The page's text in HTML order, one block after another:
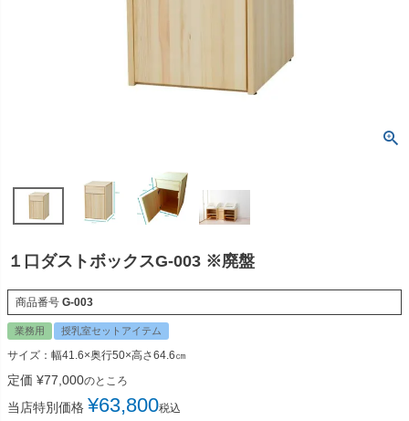
１口ダストボックスG-003 ※廃盤
商品番号 G-003
業務用 授乳室セットアイテム
サイズ：幅41.6×奥行50×高さ64.6㎝
定価 ¥77,000のところ
当店特別価格 ¥63,800税込